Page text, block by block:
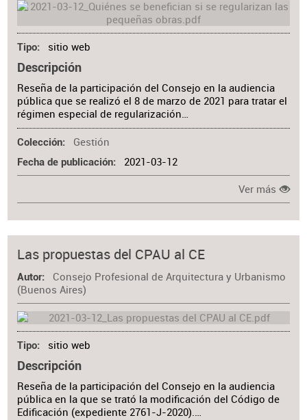
Tipo sitio web
Descripción
Reseña de la participación del Consejo en la audiencia
pública que se realizó el 8 de marzo de 2021 para tratar el
régimen especial de regularización…
Colección Gestión
Fecha de publicación 2021-03-12
Ver más
Las propuestas del CPAU al CE
Autor
Consejo Profesional de Arquitectura y Urbanismo
(Buenos Aires)
Tipo sitio web
Descripción
Reseña de la participación del Consejo en la audiencia
pública en la que se trató la modificación del Código de
Edificación (expediente 2761-J-2020).…